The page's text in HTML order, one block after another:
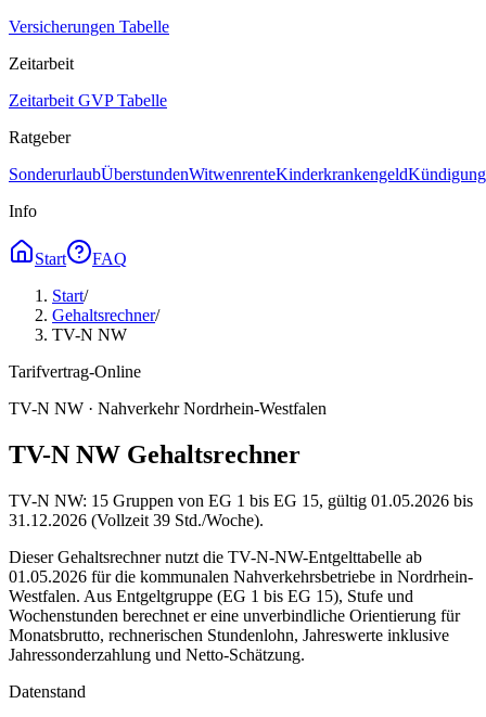
Versicherungen Tabelle
Zeitarbeit
Zeitarbeit GVP Tabelle
Ratgeber
SonderurlaubÜberstundenWitwenrenteKinderkrankengeld
Info
Start
FAQ
Start/
Gehaltsrechner/
TV-N NW
Tarifvertrag-Online
TV-N NW · Nahverkehr Nordrhein-Westfalen
TV-N NW Gehaltsrechner
TV-N NW: 15 Gruppen von EG 1 bis EG 15, gültig 01.05.2026 bis
31.12.2026 (Vollzeit 39 Std./Woche).
Dieser Gehaltsrechner nutzt die TV-N-NW-Entgelttabelle ab
01.05.2026 für die kommunalen Nahverkehrsbetriebe in Nordrhein-
Westfalen. Aus Entgeltgruppe (EG 1 bis EG 15), Stufe und
Wochenstunden berechnet er eine unverbindliche Orientierung für
Monatsbrutto, rechnerischen Stundenlohn, Jahreswerte inklusive
Jahressonderzahlung und Netto-Schätzung.
Datenstand